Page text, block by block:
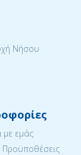
Νήσου
με εμάς